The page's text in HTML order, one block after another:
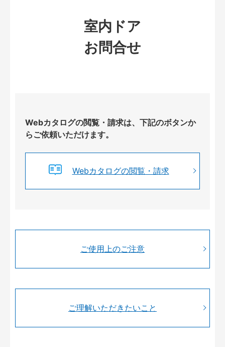
室内ドア
お問合せ
Webカタログの閲覧・請求は、下記のボタンか
らご依頼いただけます。
Webカタログの閲覧・請求
ご使用上のご注意
ご理解いただきたいこと